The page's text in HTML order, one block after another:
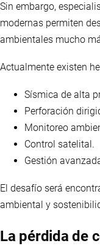
Sin embargo,
modernas permiten
ambientales mucho
Actualmente existen
Sísmica de alta
Perforación
Monitoreo
Control satelital.
Gestión
El desafío será
ambiental y
La pérdida de